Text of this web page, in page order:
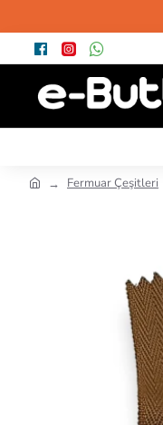
Fermuar Çeşitleri